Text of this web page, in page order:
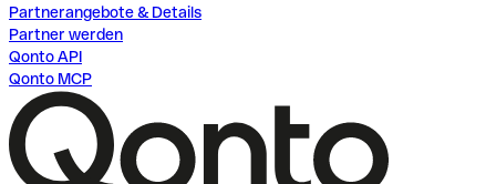
Partnerangebote & Details
Partner werden
Qonto API
Qonto MCP